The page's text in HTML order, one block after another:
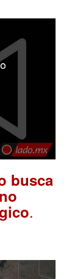
busca
.